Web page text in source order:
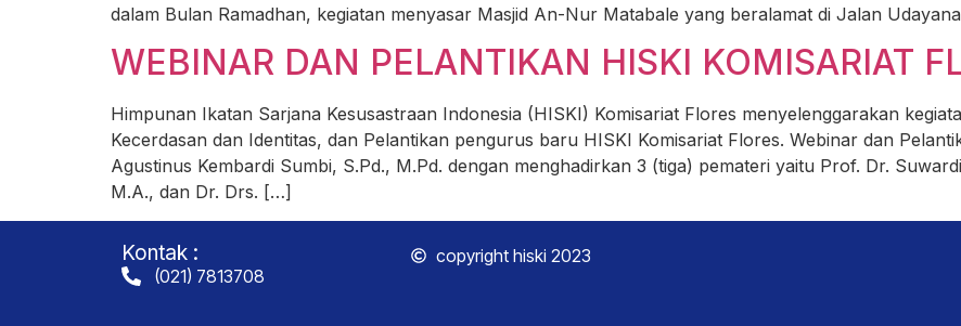
dalam Bulan Ramadhan, kegiatan menyasar Masjid An-Nur Matabale yang beralamat di Jalan
WEBINAR DAN PELANTIKAN HISKI KOMISARIAT
Himpunan Ikatan Sarjana Kesusastraan Indonesia (HISKI) Komisariat Flores menyelenggarakan
Kecerdasan dan Identitas, dan Pelantikan pengurus baru HISKI Komisariat Flores. Webinar dan
Agustinus Kembardi Sumbi, S.Pd., M.Pd. dengan menghadirkan 3 (tiga) pemateri yaitu Prof. Dr.
M.A., dan Dr. Drs. […]
Kontak :
(021) 7813708
copyright hiski 2023